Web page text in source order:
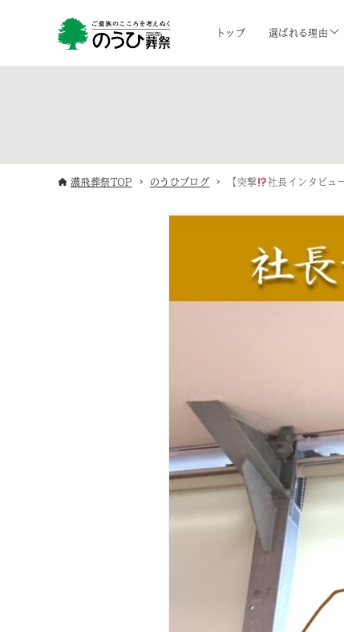
トップ 選ばれる理由
濃飛葬祭TOP のうひブログ 【突撃 社長インタビュ